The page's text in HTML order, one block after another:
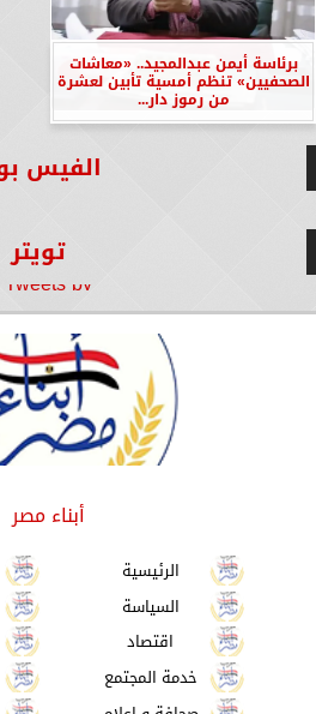
برئاسة أيمن عبدالمجيد.. «معاشات
الصحفيين» تنظم أمسية تأبين لعشرة
من رموز دار...
الفيس
تويتر
Tweets by
أبناء مصر
الرئيسية
السياسة
اقتصاد
خدمة المجتمع